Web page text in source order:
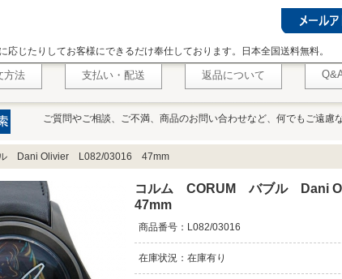
じたりしてお客様にできるだけ奉仕しております。日本全国送料無料。
方法 支払い・配送 返品について
ご質問やご相談、ご不満、商品のお問い合わせなど、何でもご遠慮
Dani Olivier L082/03016 47mm
コルム CORUM バブル Dani
47mm
商品番号：L082/03016
在庫状況：在庫有り